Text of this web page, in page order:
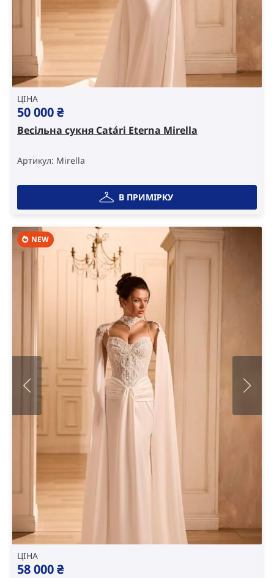
ЦІНА
50 000₴
Весільна сукня Catári Eterna Mirella
Артикул: Mirella
В ПРИМІРКУ
NEW
ЦІНА
58 000₴